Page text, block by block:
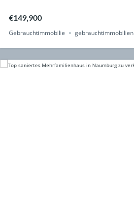
€149,900
Gebrauchtimmobilie gebrauchtimmobilien